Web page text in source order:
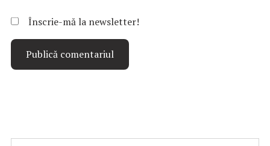
Înscrie-mă la newsletter!